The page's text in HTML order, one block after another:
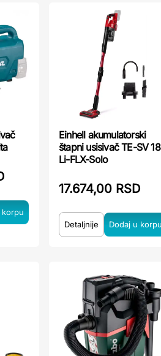
Einhell akumulatorski
štapni usisivač TE-SV 18
Li-FLX-Solo
17.674,00 RSD
Detaljnije